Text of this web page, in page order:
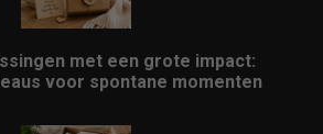
met een grote impact:
voor spontane momenten